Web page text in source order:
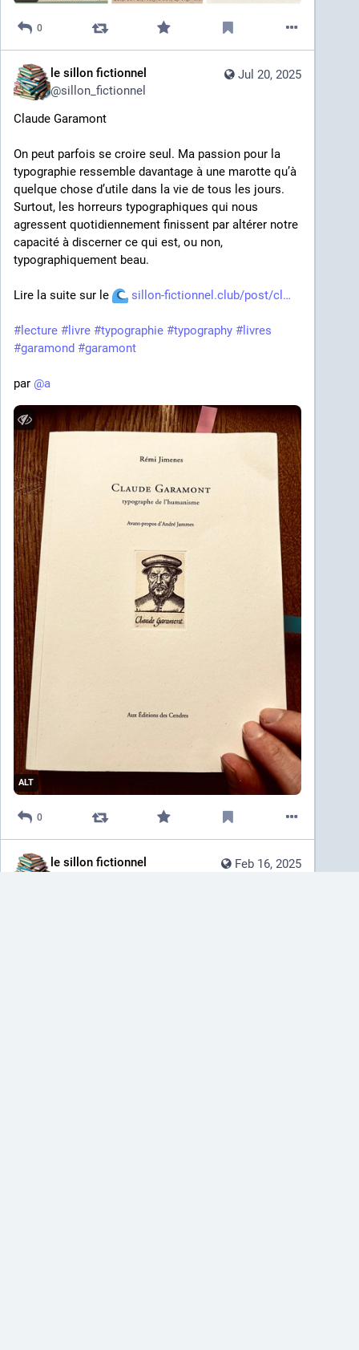
0
Jul 20, 2025
le sillon fictionnel
@sillon_fictionnel
Claude Garamont
On peut parfois se croire seul. Ma passion pour la
typographie ressemble davantage à une marotte qu’à
quelque chose d’utile dans la vie de tous les jours.
Surtout, les horreurs typographiques qui nous
agressent quotidiennement finissent par altérer notre
capacité à discerner ce qui est, ou non,
typographiquement beau.
Lire la suite sur le sillon-fictionnel.club/post/cl
# lecture # livre #typographie #typography # livres
#garamond #garamont
par @a
ALT
0
Feb 16, 2025
le sillon fictionnel